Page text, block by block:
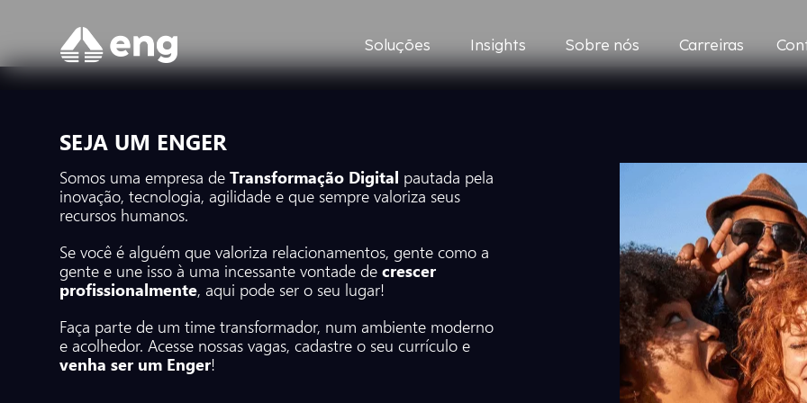
Soluções Insights Sobre nós Carreiras
SEJA UM ENGER
Somos uma empresa de Transformação Digital pautada pela
inovação, tecnologia, agilidade e que sempre valoriza seus
recursos humanos.
Se você é alguém que valoriza relacionamentos, gente como a
gente e une isso à uma incessante vontade de crescer
profissionalmente, aqui pode ser o seu lugar!
Faça parte de um time transformador, num ambiente moderno
e acolhedor. Acesse nossas vagas, cadastre o seu currículo e
venha ser um Enger!